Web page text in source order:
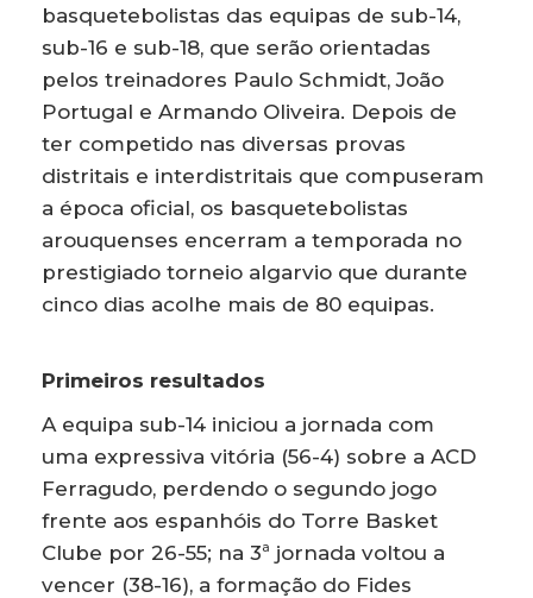
basquetebolistas das equipas de sub-14,
sub-16 e sub-18, que serão orientadas
pelos treinadores Paulo Schmidt, João
Portugal e Armando Oliveira. Depois de
ter competido nas diversas provas
distritais e interdistritais que compuseram
a época oficial, os basquetebolistas
arouquenses encerram a temporada no
prestigiado torneio algarvio que durante
cinco dias acolhe mais de 80 equipas.
Primeiros resultados
A equipa sub-14 iniciou a jornada com
uma expressiva vitória (56-4) sobre a ACD
Ferragudo, perdendo o segundo jogo
frente aos espanhóis do Torre Basket
Clube por 26-55; na 3ª jornada voltou a
vencer (38-16), a formação do Fides